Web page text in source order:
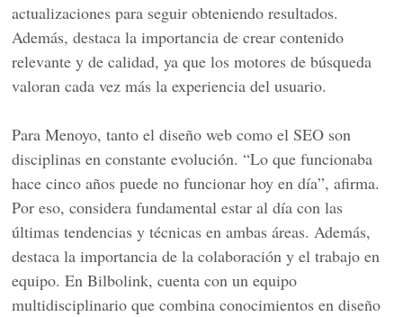
actualizaciones para seguir obteniendo resultados.
Además, destaca la importancia de crear contenido
relevante y de calidad, ya que los motores de búsqueda
valoran cada vez más la experiencia del usuario.
Para Menoyo, tanto el diseño web como el SEO son
disciplinas en constante evolución. “Lo que funcionaba
hace cinco años puede no funcionar hoy en día”, afirma.
Por eso, considera fundamental estar al día con las
últimas tendencias y técnicas en ambas áreas. Además,
destaca la importancia de la colaboración y el trabajo en
equipo. En Bilbolink, cuenta con un equipo
multidisciplinario que combina conocimientos en diseño